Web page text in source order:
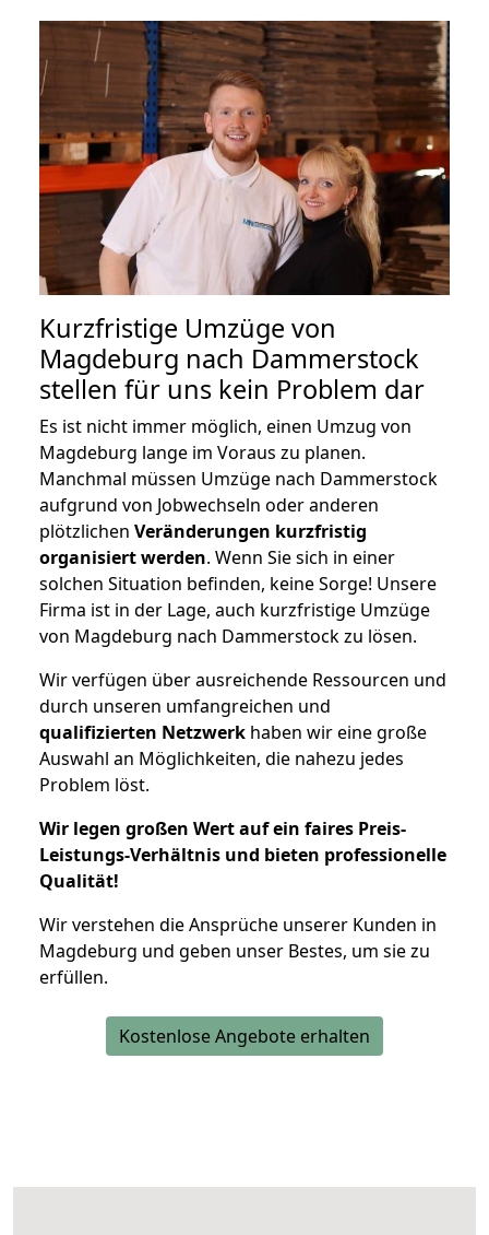
Kurzfristige Umzüge von
Magdeburg nach Dammerstock
stellen für uns kein Problem dar
Es ist nicht immer möglich, einen Umzug von
Magdeburg lange im Voraus zu planen.
Manchmal müssen Umzüge nach Dammerstock
aufgrund von Jobwechseln oder anderen
plötzlichen Veränderungen kurzfristig
organisiert werden. Wenn Sie sich in einer
solchen Situation befinden, keine Sorge! Unsere
Firma ist in der Lage, auch kurzfristige Umzüge
von Magdeburg nach Dammerstock zu lösen.
Wir verfügen über ausreichende Ressourcen und
durch unseren umfangreichen und
qualifizierten Netzwerk haben wir eine große
Auswahl an Möglichkeiten, die nahezu jedes
Problem löst.
Wir legen großen Wert auf ein faires Preis-
Leistungs-Verhältnis und bieten professionelle
Qualität!
Wir verstehen die Ansprüche unserer Kunden in
Magdeburg und geben unser Bestes, um sie zu
erfüllen.
Kostenlose Angebote erhalten